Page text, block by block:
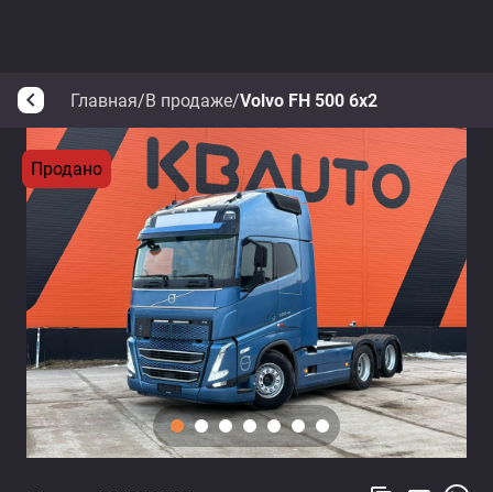
arrow_back_ios Главная/В продаже/Volvo FH 500 6x2
Продано